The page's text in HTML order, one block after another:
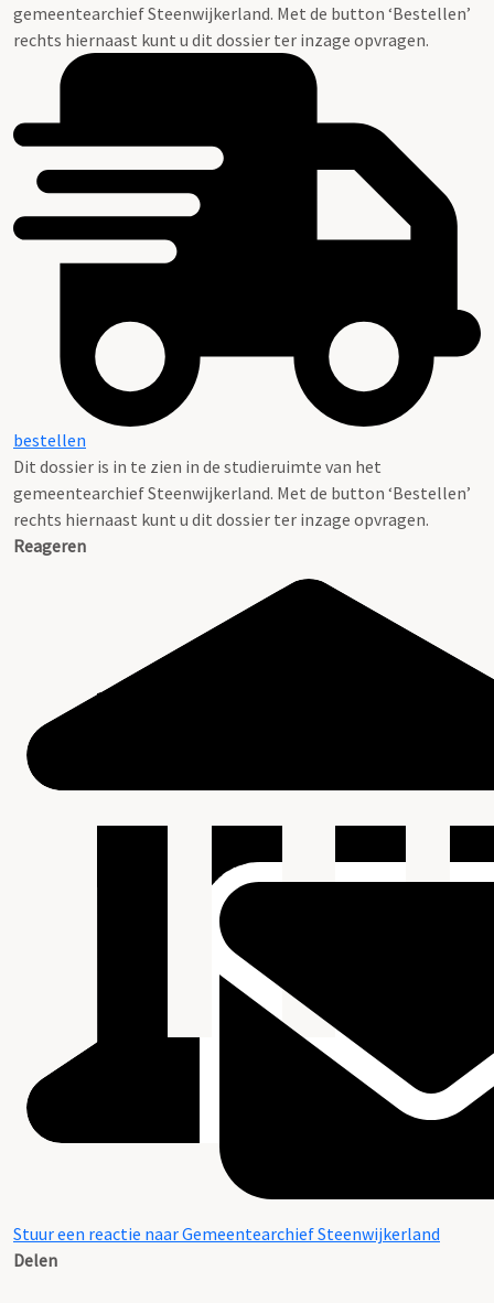
gemeentearchief Steenwijkerland. Met de button ‘Bestellen’
rechts hiernaast kunt u dit dossier ter inzage opvragen.
bestellen
Dit dossier is in te zien in de studieruimte van het
gemeentearchief Steenwijkerland. Met de button ‘Bestellen’
rechts hiernaast kunt u dit dossier ter inzage opvragen.
Reageren
Stuur een reactie naar Gemeentearchief Steenwijkerland
Delen